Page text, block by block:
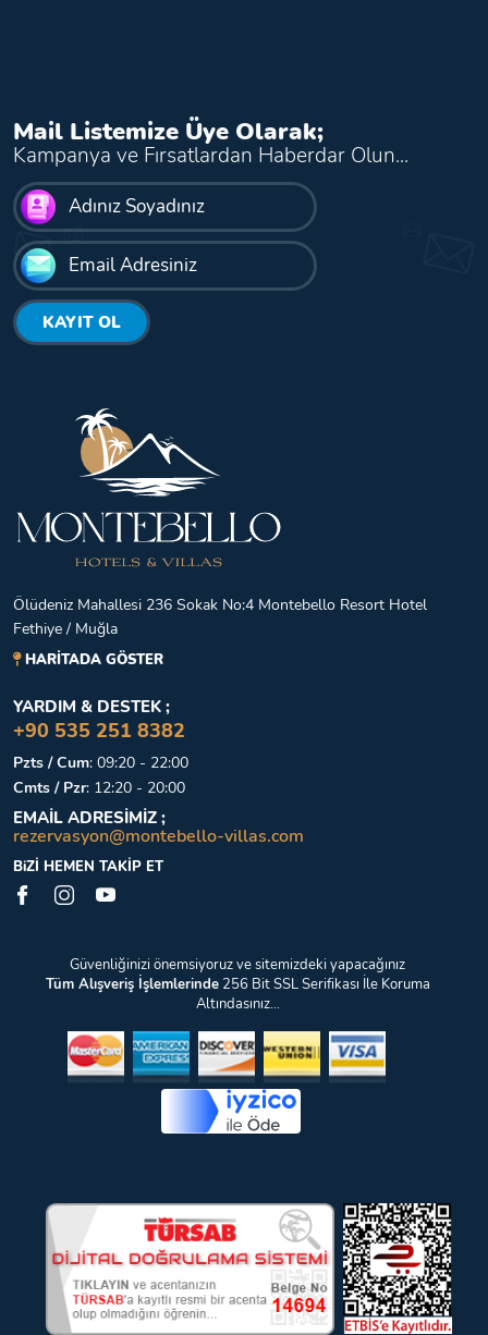
Mail Listemize Üye Olarak;
Kampanya ve Fırsatlardan Haberdar Olun...
KAYIT OL
Ölüdeniz Mahallesi 236 Sokak No:4 Montebello Resort Hotel
Fethiye / Muğla
HARİTADA GÖSTER
YARDIM & DESTEK ;
+90 535 251 8382
Pzts / Cum: 09:20 - 22:00
Cmts / Pzr: 12:20 - 20:00
EMAİL ADRESİMİZ ;
rezervasyon@montebello-villas.com
BiZİ HEMEN TAKİP ET
Güvenliğinizi önemsiyoruz ve sitemizdeki yapacağınız
Tüm Alışveriş İşlemlerinde256 Bit SSL Serifikası İle Koruma
Altındasınız...